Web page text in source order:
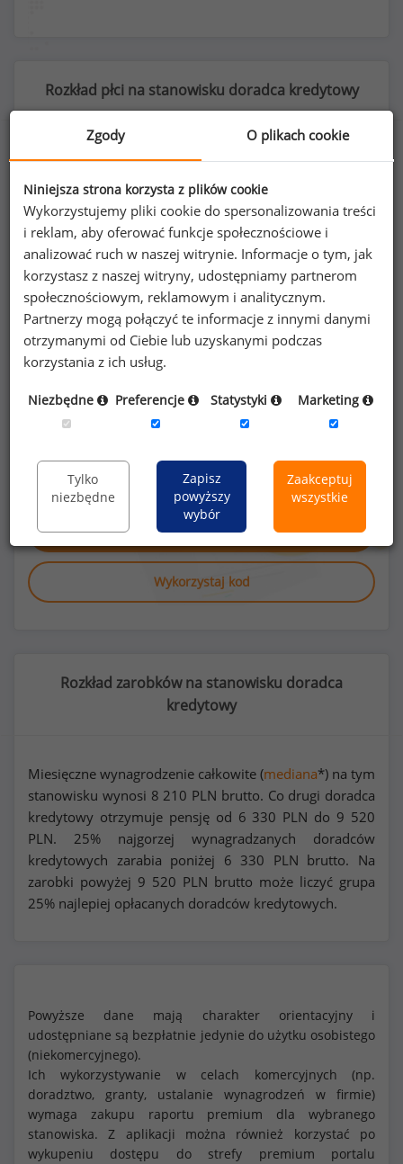
Rozkład płci na stanowisku doradca kredytowy
74%
Kobiety
87
26
Mężczyźni
30
Poszukujesz szczegółowych danych o
na innych stanowiskach?
Dowiedz się więcej
Wykorzystaj kod
Rozkład zarobków na stanowisku doradca
kredytowy
Miesięczne wynagrodzenie całkowite (mediana*) na tym
stanowisku wynosi 8 210 PLN brutto. Co drugi doradca
kredytowy otrzymuje pensję od 6 330 PLN do 9 520
PLN. 25% najgorzej wynagradzanych doradców
kredytowych zarabia poniżej 6 330 PLN brutto. Na
zarobki powyżej 9 520 PLN brutto może liczyć grupa
25% najlepiej opłacanych doradców kredytowych.
Powyższe dane mają charakter orientacyjny i
udostępniane są bezpłatnie jedynie do użytku osobistego
(niekomercyjnego).
Ich wykorzystywanie w celach komercyjnych (np.
doradztwo, granty, ustalanie wynagrodzeń w firmie)
wymaga zakupu raportu premium dla wybranego
stanowiska. Z aplikacji można również korzystać po
wykupeniu dostępu do strefy premium portalu
Zgody O plikach cookie
Niniejsza strona korzysta z plików cookie
Wykorzystujemy pliki cookie do spersonalizowania treści
i reklam, aby oferować funkcje społecznościowe i
analizować ruch w naszej witrynie. Informacje o tym, jak
korzystasz z naszej witryny, udostępniamy partnerom
społecznościowym, reklamowym i analitycznym.
Partnerzy mogą połączyć te informacje z innymi danymi
otrzymanymi od Ciebie lub uzyskanymi podczas
korzystania z ich usług.
Niezbędne Preferencje Statystyki Marketing
Tylko
niezbędne
Zapisz
powyższy
wybór
Zaakceptuj
wszystkie